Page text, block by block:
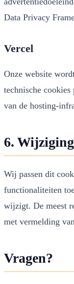
Data Privacy
Vercel
Onze website
technische
van de hosting-
6.
Wij passen dit
functionaliteiten
wijzigt. De meest
met vermelding
Vragen?